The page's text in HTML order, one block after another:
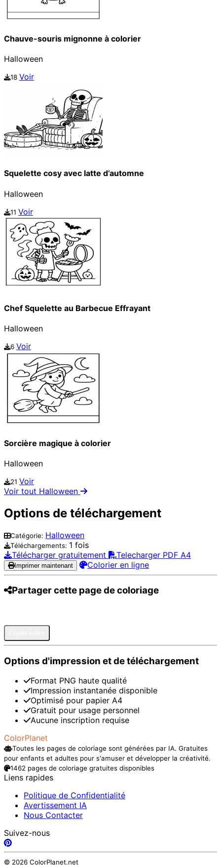
Chauve-souris mignonne à colorier
Halloween
18 Voir
Squelette cosy avec latte d’automne
Halloween
11 Voir
Chef Squelette au Barbecue Effrayant
Halloween
6 Voir
Sorcière magique à colorier
Halloween
21 Voir
Voir tout Halloween
Options de téléchargement
Catégorie: Halloween
Téléchargements: 1 fois
Télécharger gratuitement
Telecharger PDF A4
Imprimer maintenant Colorier en ligne
Partager cette page de coloriage
Options d'impression et de téléchargement
Format PNG haute qualité
Impression instantanée disponible
Optimisé pour papier A4
Gratuit pour usage personnel
Aucune inscription requise
ColorPlanet
Toutes les pages de coloriage sont générées par IA. Gratuites
pour enfants et adultes pour s'amuser et développer la créativité.
1462 pages de coloriage gratuites disponibles
Liens rapides
Politique de Confidentialité
Avertissement IA
Nous Contacter
Suivez-nous
© 2026 ColorPlanet.net